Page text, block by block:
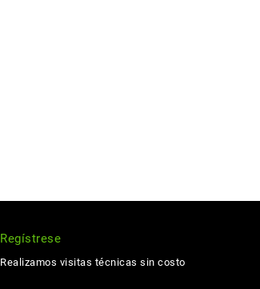
Regístrese
Realizamos visitas técnicas sin costo